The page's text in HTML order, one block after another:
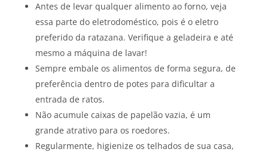
Antes de levar qualquer alimento ao forno, veja
essa parte do eletrodoméstico, pois é o eletro
preferido da ratazana. Verifique a geladeira e até
mesmo a máquina de lavar!
Sempre embale os alimentos de forma segura, de
preferência dentro de potes para dificultar a
entrada de ratos.
Não acumule caixas de papelão vazia, é um
grande atrativo para os roedores.
Regularmente, higienize os telhados de sua casa,